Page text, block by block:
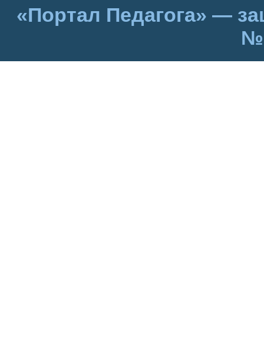
«Портал Педагога» —